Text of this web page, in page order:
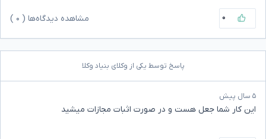
۰ مشاهده دیدگاه‌ها ( ۰
پاسخ توسط یکی از وکلای بنیاد وکلا
۵ سال پیش
این کار شما جعل هست و در صورت اثبات مجازات میشید